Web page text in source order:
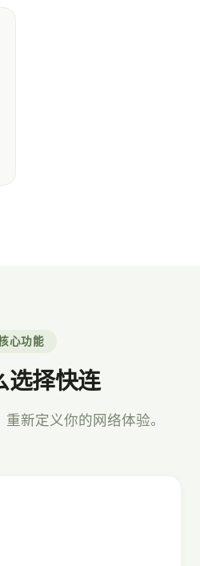
心功能
选择快连
新定义你的网络体验。